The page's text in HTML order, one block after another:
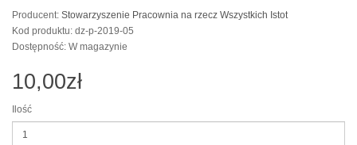
Producent: Stowarzyszenie Pracownia na rzecz Wszystkich Istot
Kod produktu: dz-p-2019-05
Dostępność: W magazynie
10,00zł
Ilość